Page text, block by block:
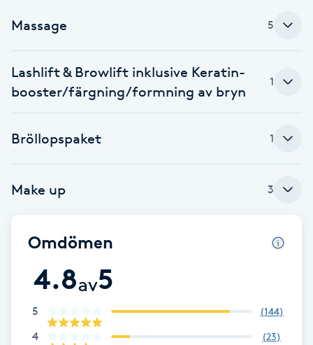
Cryoterapi
D
Damklippning
Dermapen
Diamantslipning
Enzympeeling
Extensions
Extensions borttagning
Massage 5
Lashlift & Browlift inklusive Keratin-
booster/färgning/formning av bryn
1
Bröllopspaket 1
Make up 3
Omdömen
4.8av5
5 (144)
4 (23)